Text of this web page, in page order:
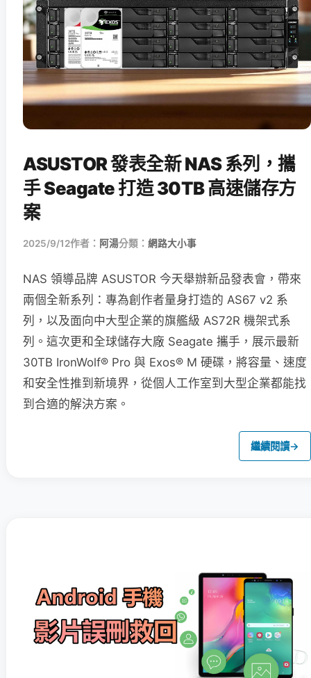
ASUSTOR 發表全新 NAS 系列，攜
手 Seagate 打造 30TB 高速儲存方
案
2025/9/12作者： 阿湯分類： 網路大小事
NAS 領導品牌 ASUSTOR 今天舉辦新品發表會，帶來
兩個全新系列：專為創作者量身打造的 AS67 v2 系
列，以及面向中大型企業的旗艦級 AS72R 機架式系
列。這次更和全球儲存大廠 Seagate 攜手，展示最新
30TB IronWolf® Pro 與 Exos® M 硬碟，將容量、速度
和安全性推到新境界，從個人工作室到大型企業都能找
到合適的解決方案。
繼續閱讀→